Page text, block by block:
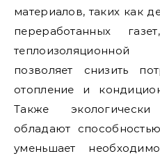
материалов, таких как
переработанных
позволяет снизить
отопление и
Также
обладают
уменьшает